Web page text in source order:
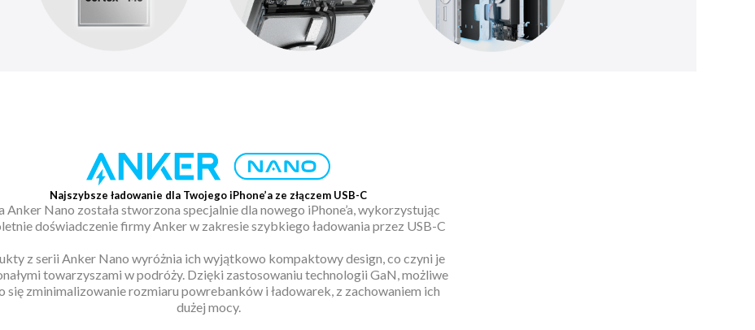
Najszybsze ładowanie dla Twojego iPhone’a ze złączem USB-C
Anker Nano została stworzona specjalnie dla nowego iPhone’a, wykorzystując
doświadczenie firmy Anker w zakresie szybkiego ładowania przez USB-C
z serii Anker Nano wyróżnia ich wyjątkowo kompaktowy design, co czyni je
towarzyszami w podróży. Dzięki zastosowaniu technologii GaN, możliwe
się zminimalizowanie rozmiaru powrebanków i ładowarek, z zachowaniem ich
dużej mocy.